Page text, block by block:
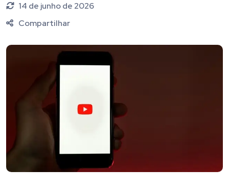
14 de junho de 2026
Compartilhar